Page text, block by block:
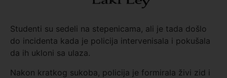
Studenti su sedeli na stepenicama, ali je tada došlo
do incidenta kada je policija intervenisala i pokušala
da ih ukloni sa ulaza.
Nakon kratkog sukoba, policija je formirala živi zid i